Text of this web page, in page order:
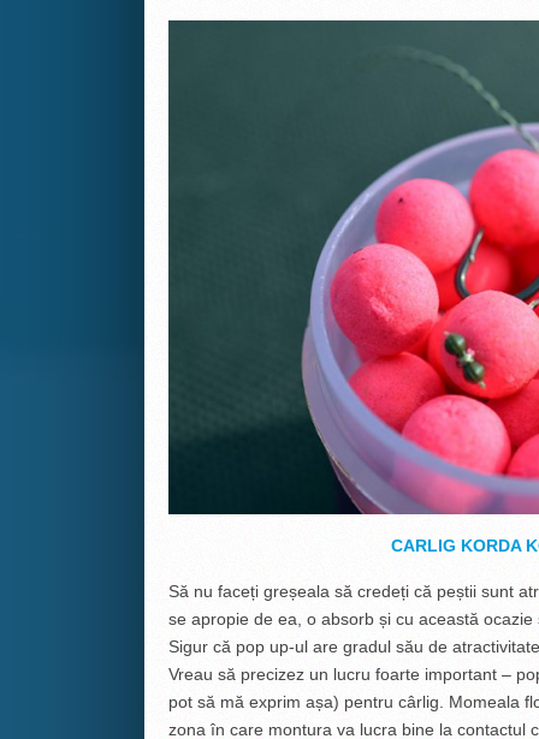
CARLIG KORDA
Să nu faceți greșeala să credeți că peștii sunt
se apropie de ea, o absorb și cu această
Sigur că pop up-ul are gradul său de
Vreau să precizez un lucru foarte important –
pot să mă exprim așa) pentru cârlig. Momeala
zona în care montura va lucra bine la contactul